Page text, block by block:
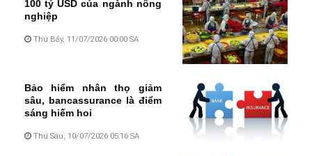
100 tỷ USD của ngành nông
nghiệp
Thứ Bảy, 11/07/2026 00:00 SA
Bảo hiểm nhân thọ giảm
sâu, bancassurance là điểm
sáng hiếm hoi
Thứ Sáu, 10/07/2026 05:16 SA